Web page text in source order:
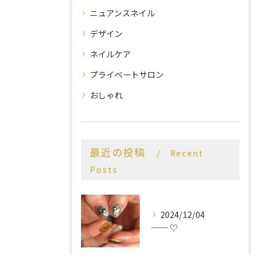
ニュアンスネイル
デザイン
ネイルケア
プライベートサロン
おしゃれ
最近の投稿
Recent
Posts
2024/12/04
── ♡